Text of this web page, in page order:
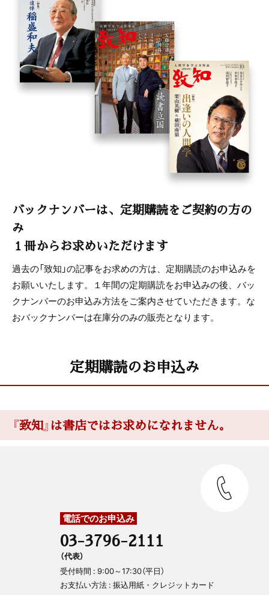
バックナンバーは、定期購読をご契約の方の
み
１冊からお求めいただけます
過去の「致知」の記事をお求めの方は、定期購読のお申込みを
お願いいたします。１年間の定期購読をお申込みの後、バッ
クナンバーのお申込み方法をご案内させていただきます。な
おバックナンバーは在庫分のみの販売となります。
定期購読のお申込み
『致知』は書店ではお求めになれません。
電話でのお申込み
03-3796-2111
（代表）
受付時間 : 9:00～17:30（平日）
お支払い方法 : 振込用紙・クレジットカード